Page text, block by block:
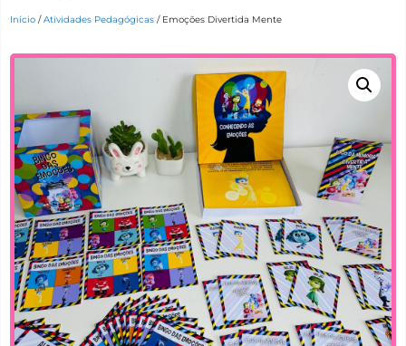
Início /Atividades Pedagógicas / Emoções Divertida Mente